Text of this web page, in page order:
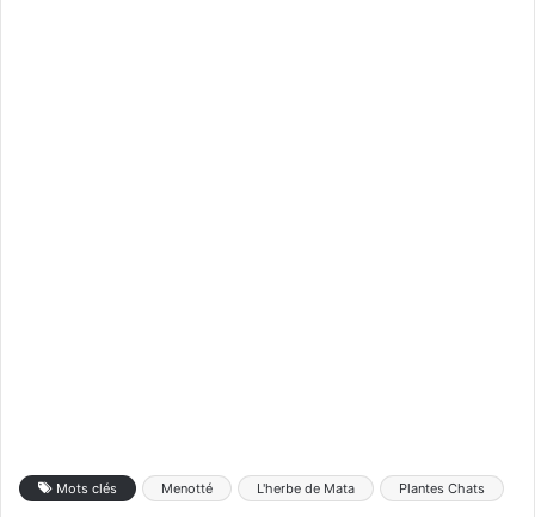
Mots clés Menotté L'herbe de Mata Plantes Chats